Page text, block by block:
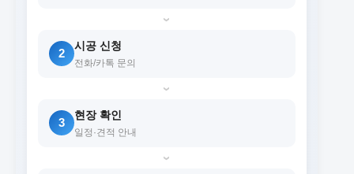
›
2
시공 신청
전화/카톡 문의
›
3
현장 확인
일정·견적 안내
›